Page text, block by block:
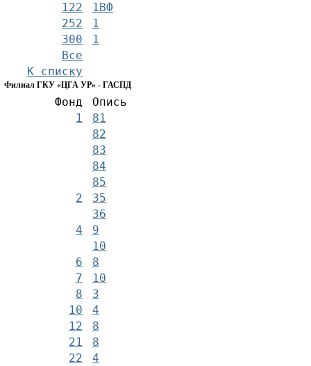
122
1ВФ
252
1
300
1
Все
К списку
Филиал ГКУ «ЦГА УР» - ГАСПД
Фонд
Опись
1
81
82
83
84
85
2
35
36
4
9
10
6
8
7
10
8
3
10
4
12
8
21
8
22
4